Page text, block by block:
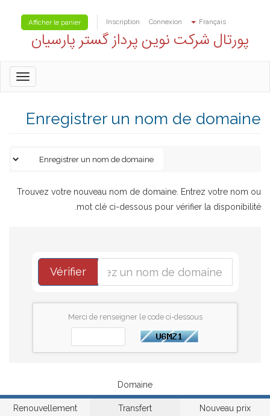
Français
Connexion
Inscription
Afficher le panier
پورتال شرکت نوین پرداز گستر پارسیان
Enregistrer un nom de domaine
Trouvez votre nouveau nom de domaine. Entrez votre nom ou
mot clé ci-dessous pour vérifier la disponibilité.
Vérifier
Merci de renseigner le code ci-dessous
Domaine
Nouveau prix
Transfert
Renouvellement